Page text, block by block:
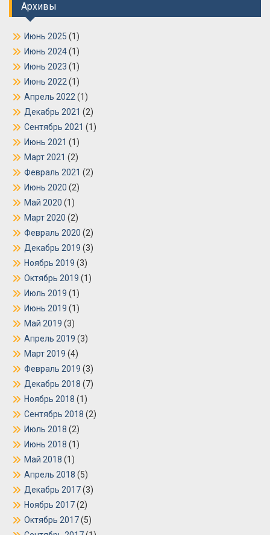
Архивы
Июнь 2025 (1)
Июнь 2024(1)
Июнь 2023 (1)
Июнь 2022 (1)
Апрель 2022 (1)
Декабрь 2021 (2)
Сентябрь 2021 (1)
Июнь 2021 (1)
Март 2021 (2)
Февраль 2021 (2)
Июнь 2020 (2)
Май 2020 (1)
Март 2020 (2)
Февраль 2020 (2)
Декабрь 2019 (3)
Ноябрь 2019 (3)
Октябрь 2019 (1)
Июль 2019 (1)
Июнь 2019 (1)
Май 2019 (3)
Апрель 2019 (3)
Март 2019 (4)
Февраль 2019 (3)
Декабрь 2018 (7)
Ноябрь 2018 (1)
Сентябрь 2018 (2)
Июль 2018 (2)
Июнь 2018 (1)
Май 2018 (1)
Апрель 2018 (5)
Декабрь 2017(3)
Ноябрь 2017(2)
Октябрь 2017(5)